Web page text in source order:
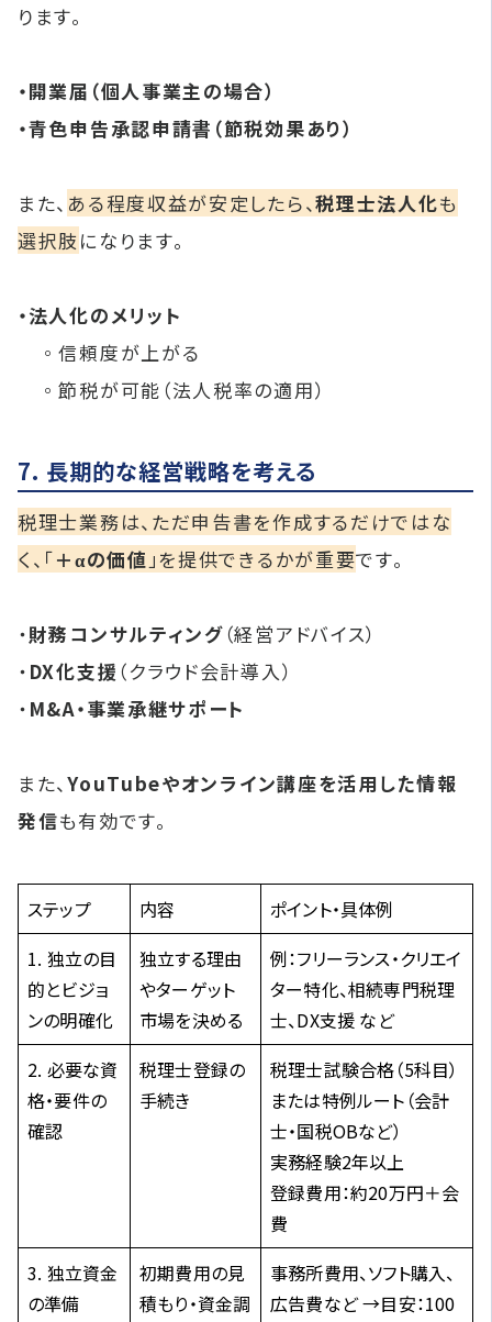
ります。
・開業届（個人事業主の場合）
・青色申告承認申請書（節税効果あり）
また、 ある程度収益が安定したら、税理士法人化も
選択肢になります。
・法人化のメリット
◦信頼度が上がる
◦節税が可能（法人税率の適用）
7. 長期的な経営戦略を考える
税理士業務は、ただ申告書を作成するだけではな
く、「＋αの価値 」を提供できるかが重要です。
・財務コンサルティング（経営アドバイス）
・ DX化支援 （クラウド会計導入）
・ M&A・事業承継サポート
また、YouTubeやオンライン講座を活用した情報
発信も有効です。
ステップ 内容
ポイント・具体例
1. 独立の目
的とビジョ
ンの明確化
独立する理由
やターゲット
市場を決める
例：フリーランス・クリエイ
ター特化、相続専門税理
士、DX支援 など
2. 必要な資
格・要件の
確認
税理士登録の
手続き
税理士試験合格（5科目）
または特例ルート（会計
士・国税OBなど）
実務経験2年以上
登録費用：約20万円＋会
費
3. 独立資金
の準備
初期費用の見
積もり・資金調
事務所費用、ソフト購入、
広告費など →目安：100